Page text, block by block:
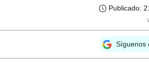
Publicado:
Síguenos